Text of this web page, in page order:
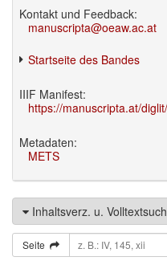
Kontakt und Feedback:
manuscripta@oeaw.ac.at
Startseite des Bandes
IIIF Manifest:
https://manuscripta.at/
Metadaten:
METS
Inhaltsverz. u.
Seite